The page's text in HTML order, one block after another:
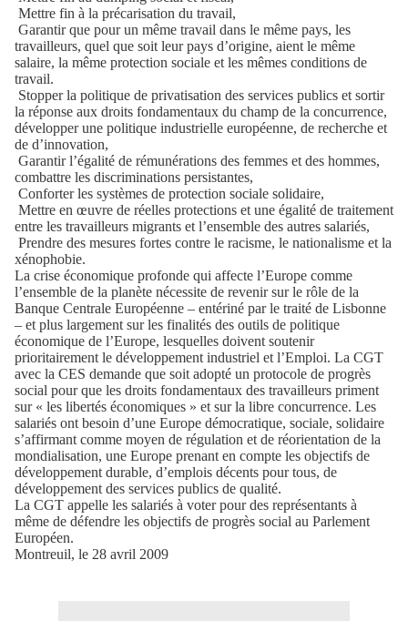
Mettre fin à la précarisation du travail,
Garantir que pour un même travail dans le même pays, les
travailleurs, quel que soit leur pays d’origine, aient le même
salaire, la même protection sociale et les mêmes conditions de
travail.
Stopper la politique de privatisation des services publics et sortir
la réponse aux droits fondamentaux du champ de la concurrence,
développer une politique industrielle européenne, de recherche et
de d’innovation,
Garantir l’égalité de rémunérations des femmes et des hommes,
combattre les discriminations persistantes,
Conforter les systèmes de protection sociale solidaire,
Mettre en œuvre de réelles protections et une égalité de traitement
entre les travailleurs migrants et l’ensemble des autres salariés,
Prendre des mesures fortes contre le racisme, le nationalisme et la
xénophobie.
La crise économique profonde qui affecte l’Europe comme
l’ensemble de la planète nécessite de revenir sur le rôle de la
Banque Centrale Européenne – entériné par le traité de Lisbonne
– et plus largement sur les finalités des outils de politique
économique de l’Europe, lesquelles doivent soutenir
prioritairement le développement industriel et l’Emploi. La CGT
avec la CES demande que soit adopté un protocole de progrès
social pour que les droits fondamentaux des travailleurs priment
sur « les libertés économiques » et sur la libre concurrence. Les
salariés ont besoin d’une Europe démocratique, sociale, solidaire
s’affirmant comme moyen de régulation et de réorientation de la
mondialisation, une Europe prenant en compte les objectifs de
développement durable, d’emplois décents pour tous, de
développement des services publics de qualité.
La CGT appelle les salariés à voter pour des représentants à
même de défendre les objectifs de progrès social au Parlement
Européen.
Montreuil, le 28 avril 2009